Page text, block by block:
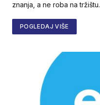
znanja, a ne roba na tržištu.
POGLEDAJ VIŠE